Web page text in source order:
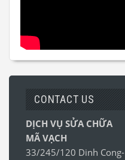
CONTACT US
DỊCH VỤ SỬA CHỮA
MÃ VẠCH
33/245/120 Dinh Cong-